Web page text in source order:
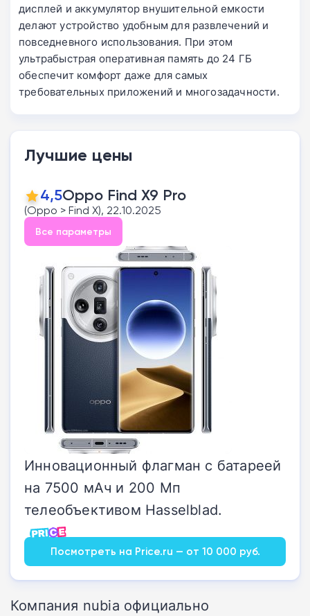
дисплей и аккумулятор внушительной емкости
делают устройство удобным для развлечений и
повседневного использования. При этом
ультрабыстрая оперативная память до 24 ГБ
обеспечит комфорт даже для самых
требовательных приложений и многозадачности.
Лучшие цены
4,5Oppo Find X9 Pro
(Oppo > Find X), 22.10.2025
Все параметры
Инновационный флагман с батареей
на 7500 мАч и 200 Мп
телеобъективом Hasselblad.
Посмотреть на Price.ru — от 10 000 руб.
Компания nubia официально